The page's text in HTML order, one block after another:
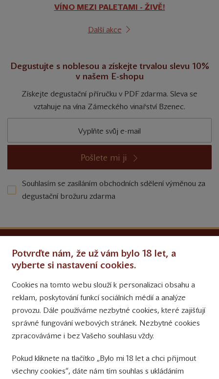
VÍNO MEZI PALETAMI - ŽIVĚ!
Další akce
Degustujte s noblesou a získejte trvalou slevu 10%
v našem E-shopu
Získejte degustační příručku v PDF zdarma. Sleva se
vztahuje na vína Zámeckého vinařství Bzenec.
Pošlete mi ji
Souhlasím se zasíláním obchodních sdělení výměnou za
degustační brožuru zdarma
Obchodní podmínky
Přinášíme vám týdně
tipy na Facebooku
Sledujte nás
na Instagramu
Sledujte náš
YouTube kanál
Potvrďte nám, že už vám bylo 18 let, a
vyberte si nastavení cookies.
Cookies na tomto webu slouží k personalizaci obsahu a
reklam, poskytování funkcí sociálních médií a analýze
provozu. Dále používáme nezbytné cookies, které zajišťují
správné fungování webových stránek. Nezbytné cookies
zpracováváme i bez Vašeho souhlasu vždy.
Pokud kliknete na tlačítko „Bylo mi 18 let a chci přijmout
všechny cookies“, dáte nám tím souhlas s ukládáním